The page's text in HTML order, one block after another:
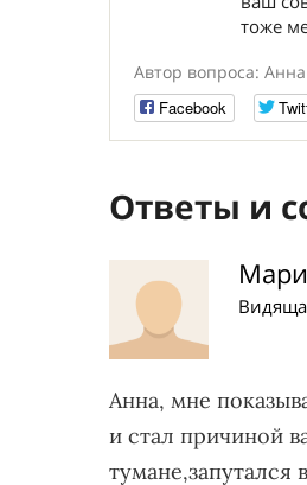
тоже
Автор вопроса: Анна
Facebook
Ответы и
Анна, мне
и стал причиной
тумане,запутался